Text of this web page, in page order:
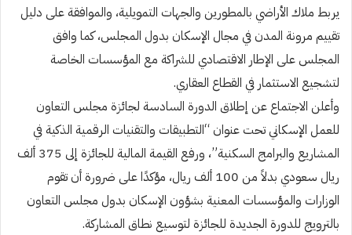
يربط ملاك الأراضي بالمطورين والجهات التمويلية، والموافقة على دليل
تقييم مرونة المدن في مجال الإسكان بدول المجلس، كما وافق
المجلس على الإطار الاقتصادي للشراكة مع المؤسسات الخاصة
لتشجيع الاستثمار في القطاع العقاري.
وأعلن الاجتماع عن إطلاق الدورة السادسة لجائزة مجلس التعاون
للعمل الإسكاني تحت عنوان “التطبيقات والتقنيات الرقمية الذكية في
المشاريع والبرامج السكنية”، ورفع القيمة المالية للجائزة إلى 375 ألف
ريال سعودي بدلاً من 100 ألف ريال، مؤكدًا على ضرورة أن تقوم
الوزارات والمؤسسات المعنية بشؤون الإسكان بدول مجلس التعاون
بالترويج للدورة الجديدة للجائزة لتوسيع نطاق المشاركة.